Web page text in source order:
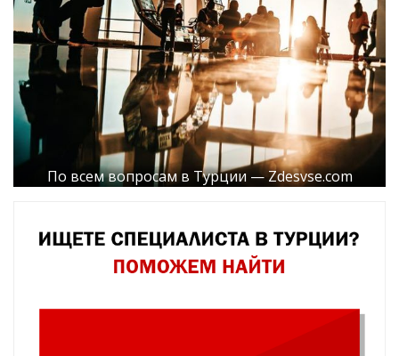
По всем вопросам в Турции — Zdesvse.com